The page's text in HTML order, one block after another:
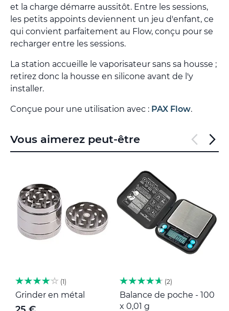
et la charge démarre aussitôt. Entre les sessions,
les petits appoints deviennent un jeu d'enfant, ce
qui convient parfaitement au Flow, conçu pour se
recharger entre les sessions.
La station accueille le vaporisateur sans sa housse ;
retirez donc la housse en silicone avant de l'y
installer.
Conçue pour une utilisation avec : PAX Flow.
Vous aimerez peut-être
1
Grinder en métal
2
Balance de poche - 100
x 0,01 g